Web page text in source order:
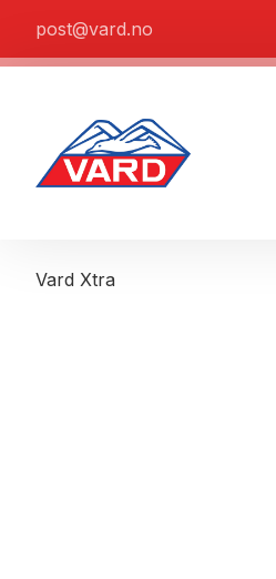
post@vard.no
Vard Xtra